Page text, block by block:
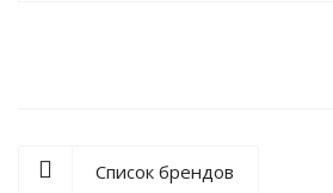
Список брендов